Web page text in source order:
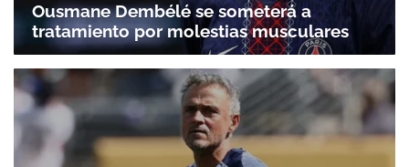
Ousmane Dembélé se someterá a
tratamiento por molestias musculares